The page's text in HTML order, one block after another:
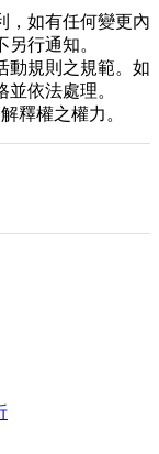
，如有任何變更內
行通知。
動規則之規範。如
依法處理。
釋權之權力。